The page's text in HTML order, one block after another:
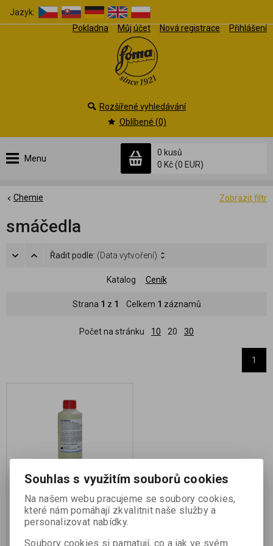
Jazyk:
Pokladna
Můj účet Nová registrace Přihlášení
Menu
0 kusů
0 Kč(0 EUR)
Rozšířené vyhledávání
Oblíbené (0)
Zobrazit filtr
Chemie
smáčedla
Řadit podle: (Data vytvoření)
Katalog Ceník
Strana 1 z 1 Celkem 1 záznamů
Počet na stránku 10 20 30
1
Katalogové číslo:72403
koncentrovaný roztok smáčedla
Souhlas s využitím souborů cookies
Na našem webu pracujeme se soubory cookies,
které nám pomáhají zkvalitnit naše služby a
personalizovat nabídky.
Soubory cookies si pamatují, co a jak ve svém